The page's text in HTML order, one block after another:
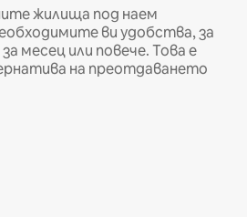
жилища под наем
ви удобства, за
месец или повече. Това е
на преотдаването